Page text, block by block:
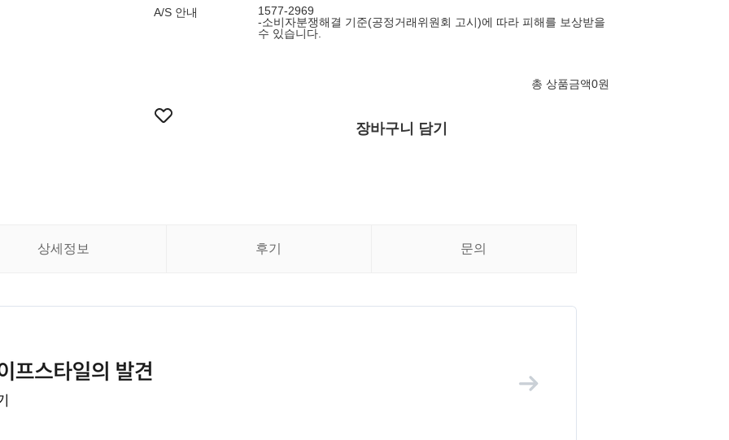
A/S 안내
1577-2969
-소비자분쟁해결 기준(공정거래위원회 고시)에 따라 피해를 보상받을
수 있습니다.
총 상품금액0원
장바구니 담기
상세정보 후기 문의